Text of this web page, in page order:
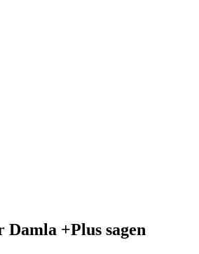
Damla +Plus sagen